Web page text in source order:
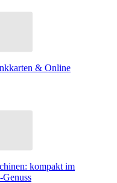
& Online
kompakt im
Genuss